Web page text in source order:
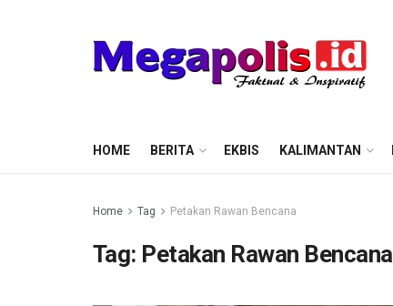
HOME BERITA EKBIS KALIMANTAN
Home Tag Petakan Rawan Bencana
Tag: Petakan Rawan Bencana